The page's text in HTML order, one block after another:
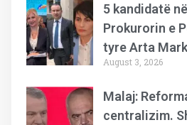
5 kandidatë
Prokurorin e
tyre Arta
August 3, 2026
Malaj:
centralizim.